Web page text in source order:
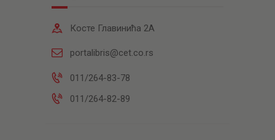
Косте Главинића 2А
portalibris@cet.co.rs
011/264-83-78
011/264-82-89